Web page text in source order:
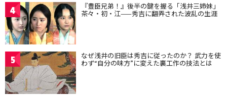
4 『豊臣兄弟！』後半の鍵を握る「浅井三姉妹」
茶々・初・江——秀吉に翻弄された波乱の生涯
5 なぜ浅井の旧臣は秀吉に従ったのか？ 武力を使
わず“自分の味方”に変えた裏工作の技法とは